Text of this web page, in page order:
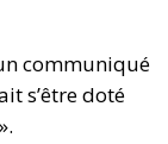
communiqué
s’être doté